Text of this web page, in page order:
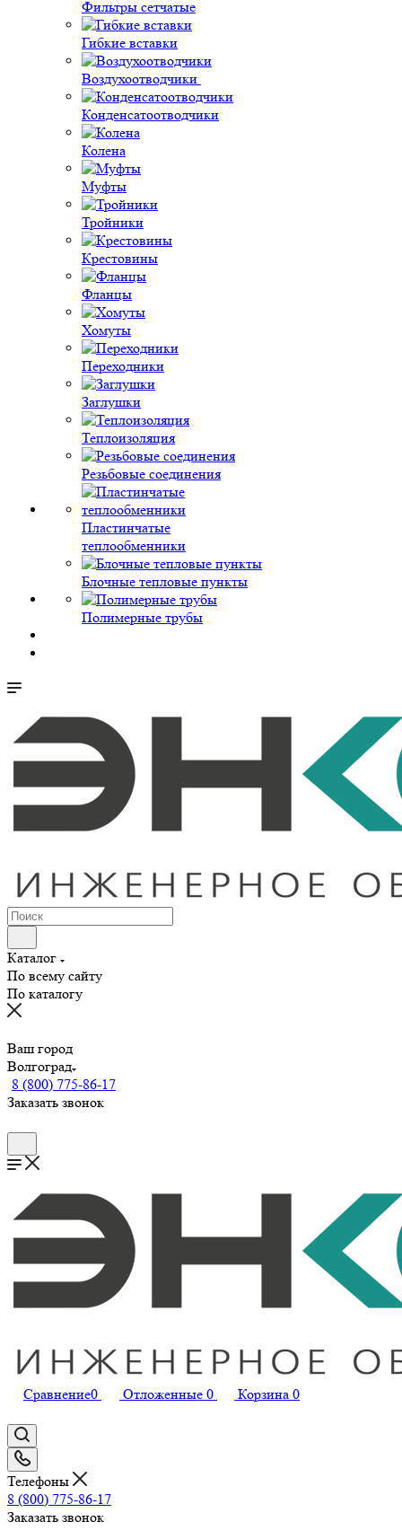
Фильтры сетчатые
Гибкие вставки
Воздухоотводчики
Конденсатоотводчики
Колена
Муфты
Тройники
Крестовины
Фланцы
Хомуты
Переходники
Заглушки
Теплоизоляция
Резьбовые соединения
Пластинчатые
теплообменники
Блочные тепловые пункты
Полимерные трубы
Каталог
По всему сайту
По каталогу
Ваш город
Волгоград
8 (800) 775-86-17
Заказать звонок
Сравнение0 Отложенные 0 Корзина 0
Телефоны
8 (800) 775-86-17
Заказать звонок